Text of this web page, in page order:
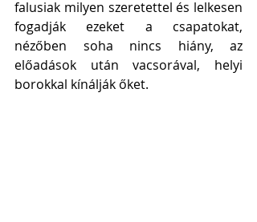
falusiak milyen szeretettel és lelkesen
fogadják ezeket a csapatokat,
nézőben soha nincs hiány, az
előadások után vacsorával, helyi
borokkal kínálják őket.